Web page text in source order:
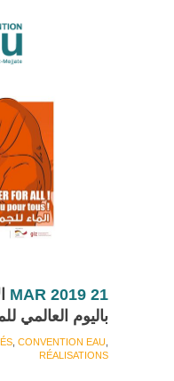
21 MAR 2019
باليوم العالمي للماء
, CONVENTION EAU,
RÉALISATIONS